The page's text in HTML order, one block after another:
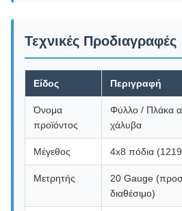
Τεχνικές Προδιαγραφές
Είδος Περιγραφή
Όνομα
προϊόντος
Φύλλο / Πλάκα
χάλυβα
Μέγεθος 4x8 πόδια
Μετρητής
20 Gauge
διαθέσιμο)